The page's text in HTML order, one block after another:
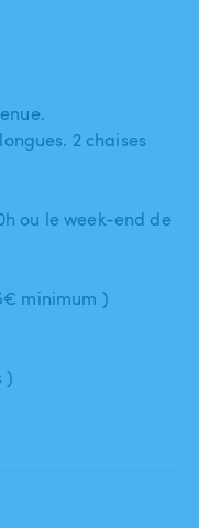
2 chaises
ou le week-end de
minimum )
)